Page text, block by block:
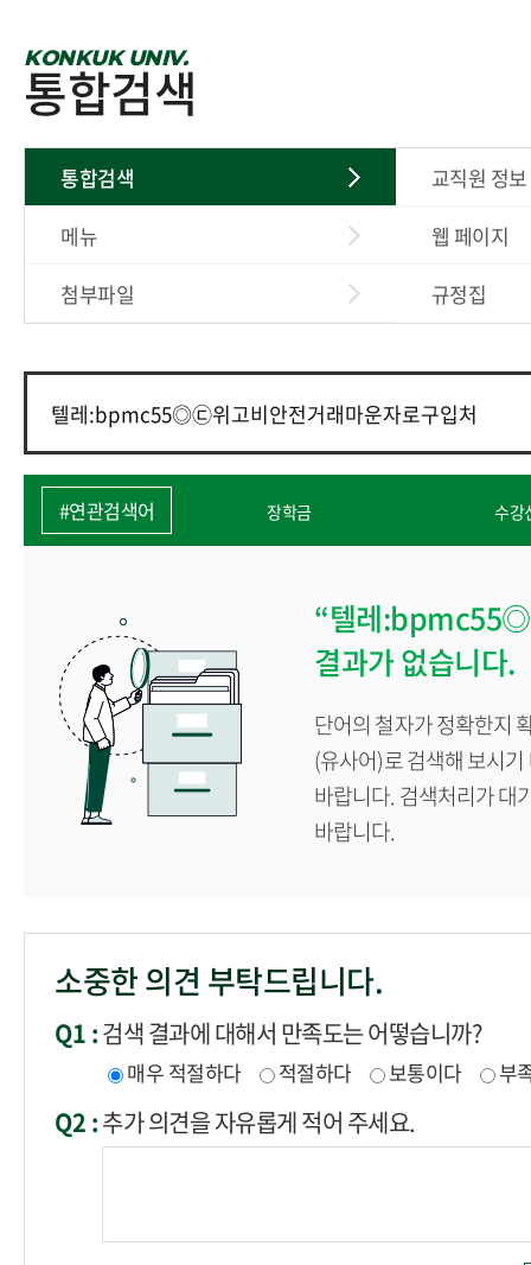
KONKUK UNIV.
통합검색
통합검색
교직원 정보
메뉴
웹 페이지
첨부파일
규정집
#연관검색어 장학금 수강
각종 증명서발급“텔레:bpmc55◎
결과가 없습니다.
단어의 철자가 정확한지
(유사어)로 검색해 보시
바랍니다. 검색처리가 대
바랍니다.
소중한 의견 부탁드립니다.
Q1 :검색 결과에 대해서 만족도는 어떻습니까?
매우 적절하다 적절하다 보통이다 부
Q2 :추가 의견을 자유롭게 적어 주세요.